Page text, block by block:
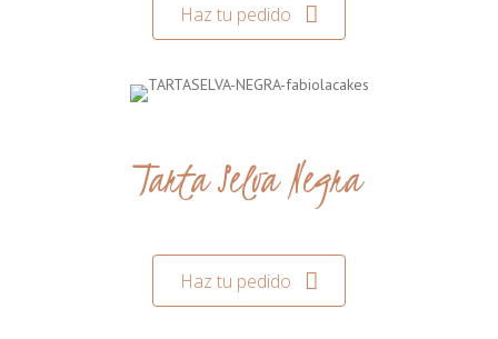
Haz tu pedido
Tarta Selva Negra
Haz tu pedido